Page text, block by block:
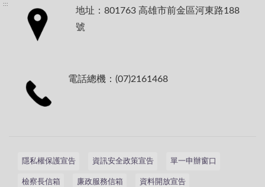
:::
地址：801763 高雄市前金區河東路188
號
電話總機：(07)2161468
隱私權保護宣告 資訊安全政策宣告 單一申辦窗口
檢察長信箱 廉政服務信箱 資料開放宣告